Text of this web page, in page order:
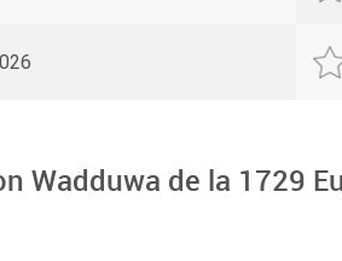
Wadduwa de la 1729